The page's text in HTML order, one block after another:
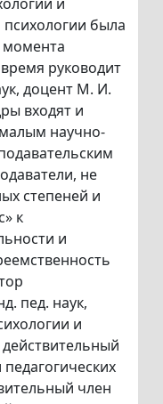
психологии была
момента
руководит
доцент М. И.
входят и
научно-
не
степеней и
к
и
пед. наук,
и
член